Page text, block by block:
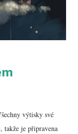
výtisky své
takže je připravena